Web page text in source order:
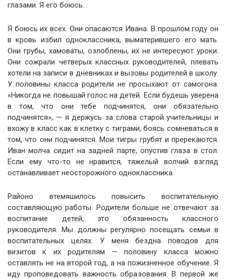
глазами. Я его боюсь.
Я боюсь их всех. Они опасаются Ивана. В прошлом году он
в кровь избил одноклассника, выматерившего его мать.
Они грубы, хамоваты, озлоблены, их не интересуют уроки.
Они сожрали четверых классных руководителей, плевать
хотели на записи в дневниках и вызовы родителей в школу.
У половины класса родители не просыхают от самогона.
«Никогда не повышай голос на детей. Если будешь уверена
в том, что они тебе подчинятся, они обязательно
подчинятся», — я держусь за слова старой учительницы и
вхожу в класс как в клетку с тиграми, боясь сомневаться в
том, что они подчинятся. Мои тигры грубят и пререкаются.
Иван молча сидит на задней парте, опустив глаза в стол.
Если ему что-то не нравится, тяжелый волчий взгляд
останавливает неосторожного одноклассника.
Районо втемяшилось повысить воспитательную
составляющую работы. Родители больше не отвечают за
воспитание детей, это обязанность классного
руководителя. Мы должны регулярно посещать семьи в
воспитательных целях. У меня бездна поводов для
визитов к их родителям — половину класса можно
оставлять не на второй год, а на пожизненное обучение. Я
иду проповедовать важность образования. В первой же